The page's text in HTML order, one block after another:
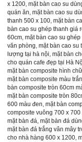
x 1200, mặt bàn cao su
quán ăn, mặt bàn cao su
thanh 500 x 100, mặt bàn
bàn cao su ghép thanh giá
60cm, mặt bàn cao su
văn phòng, mặt bàn cao su
lượng tại hà nội, mặt bàn
cho quán cafe đẹp tại Hà
mặt bàn composite hình
mặt bàn composite màu
bàn composite tròn 60cm
mặt bàn composite tròn
600 màu đen, mặt bàn
composite vuông 700 x 700
mặt bàn đá, mặt bàn đá
mặt bàn đá trắng vân mây
cho nhà hàng 600 x 1200,